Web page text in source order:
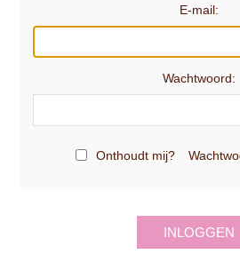
E-mail:
Wachtwoord:
Onthoudt mij?
INLOGGEN